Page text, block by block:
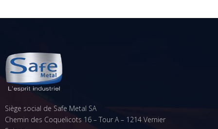
Siège social de Safe Metal SA
Chemin des Coquelicots 16 – Tour A – 1214 Vernier